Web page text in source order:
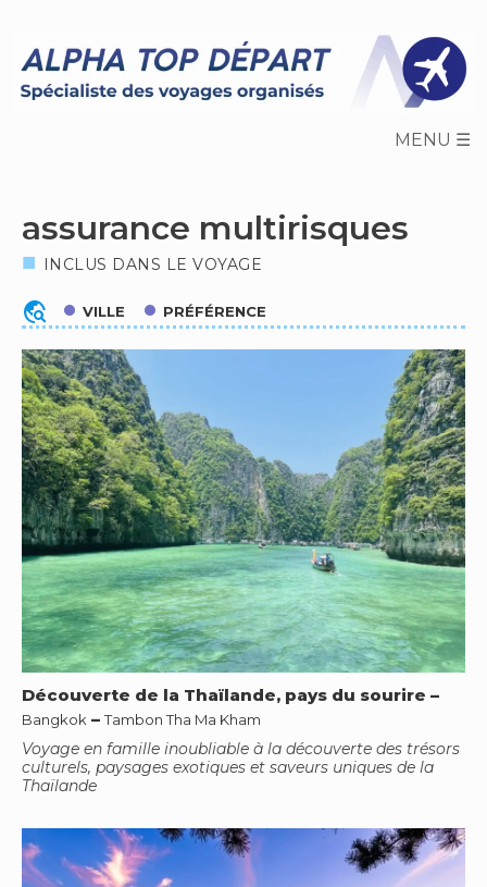
content
assurance multirisques
INCLUS DANS LE VOYAGE
travel_explore VILLE PRÉFÉRENCE
Découverte de la Thaïlande, pays du sourire –
Bangkok –Tambon Tha Ma Kham
Voyage en famille inoubliable à la découverte des trésors
culturels, paysages exotiques et saveurs uniques de la
Thaïlande